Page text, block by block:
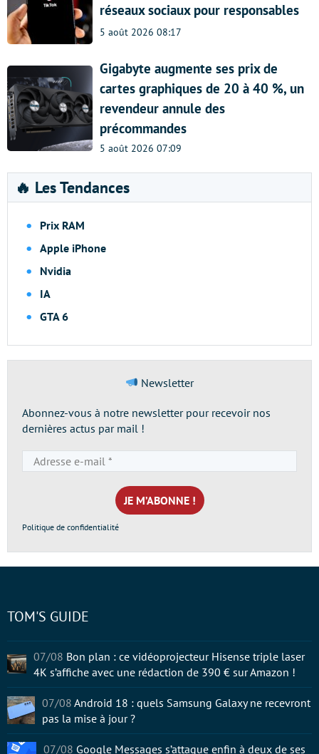
réseaux sociaux pour responsables
5 août 2026 08:17
Gigabyte augmente ses prix de
cartes graphiques de 20 à 40 %, un
revendeur annule des
précommandes
5 août 2026 07:09
🔥 Les Tendances
Prix RAM
Apple iPhone
Nvidia
IA
GTA 6
Newsletter
Abonnez-vous à notre newsletter pour recevoir nos
dernières actus par mail !
e-
mail
*
Politique de confidentialité
TOM'S GUIDE
07/08 Bon plan : ce vidéoprojecteur Hisense triple laser
4K s’affiche avec une rédaction de 390 € sur Amazon !
07/08 Android 18 : quels Samsung Galaxy ne recevront
pas la mise à jour ?
07/08 Google Messages s’attaque enfin à deux de ses